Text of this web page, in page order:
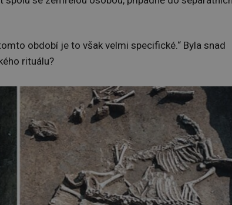
období je to však velmi specifické.“ Byla snad
rituálu?